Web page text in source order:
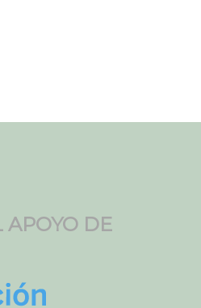
APOYO DE